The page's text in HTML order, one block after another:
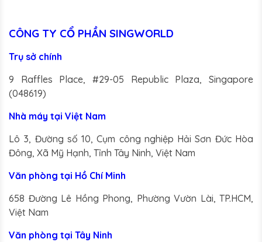
CÔNG TY CỔ PHẦN SINGWORLD
Trụ sở chính
9 Raffles Place, #29-05 Republic Plaza, Singapore
(048619)
Nhà máy tại Việt Nam
Lô 3, Đường số 10, Cụm công nghiệp Hải Sơn Đức Hòa
Đông, Xã Mỹ Hạnh, Tỉnh Tây Ninh, Việt Nam
Văn phòng tại Hồ Chí Minh
658 Đường Lê Hồng Phong, Phường Vườn Lài, TP.HCM,
Việt Nam
Văn phòng tại Tây Ninh